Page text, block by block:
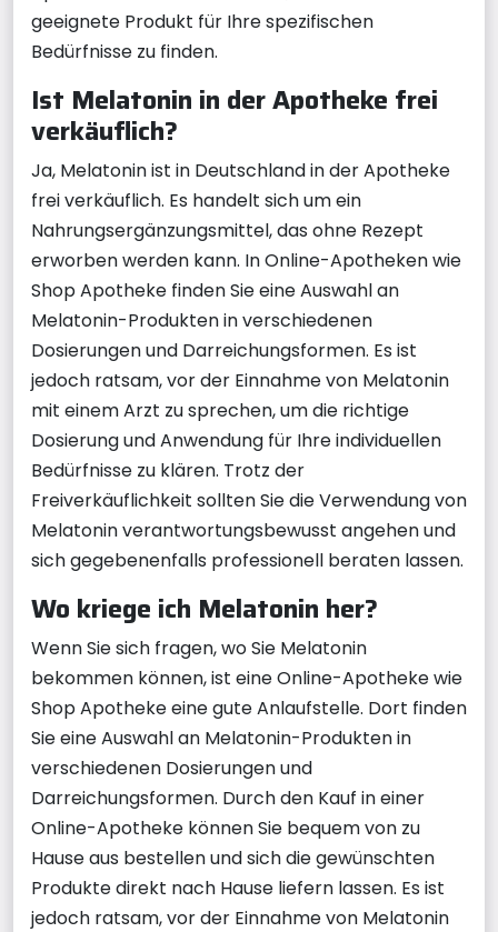
geeignete Produkt für Ihre spezifischen
Bedürfnisse zu finden.
Ist Melatonin in der Apotheke frei
verkäuflich?
Ja, Melatonin ist in Deutschland in der Apotheke
frei verkäuflich. Es handelt sich um ein
Nahrungsergänzungsmittel, das ohne Rezept
erworben werden kann. In Online-Apotheken wie
Shop Apotheke finden Sie eine Auswahl an
Melatonin-Produkten in verschiedenen
Dosierungen und Darreichungsformen. Es ist
jedoch ratsam, vor der Einnahme von Melatonin
mit einem Arzt zu sprechen, um die richtige
Dosierung und Anwendung für Ihre individuellen
Bedürfnisse zu klären. Trotz der
Freiverkäuflichkeit sollten Sie die Verwendung von
Melatonin verantwortungsbewusst angehen und
sich gegebenenfalls professionell beraten lassen.
Wo kriege ich Melatonin her?
Wenn Sie sich fragen, wo Sie Melatonin
bekommen können, ist eine Online-Apotheke wie
Shop Apotheke eine gute Anlaufstelle. Dort finden
Sie eine Auswahl an Melatonin-Produkten in
verschiedenen Dosierungen und
Darreichungsformen. Durch den Kauf in einer
Online-Apotheke können Sie bequem von zu
Hause aus bestellen und sich die gewünschten
Produkte direkt nach Hause liefern lassen. Es ist
jedoch ratsam, vor der Einnahme von Melatonin